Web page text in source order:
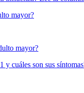
mayor?
y cuáles son sus